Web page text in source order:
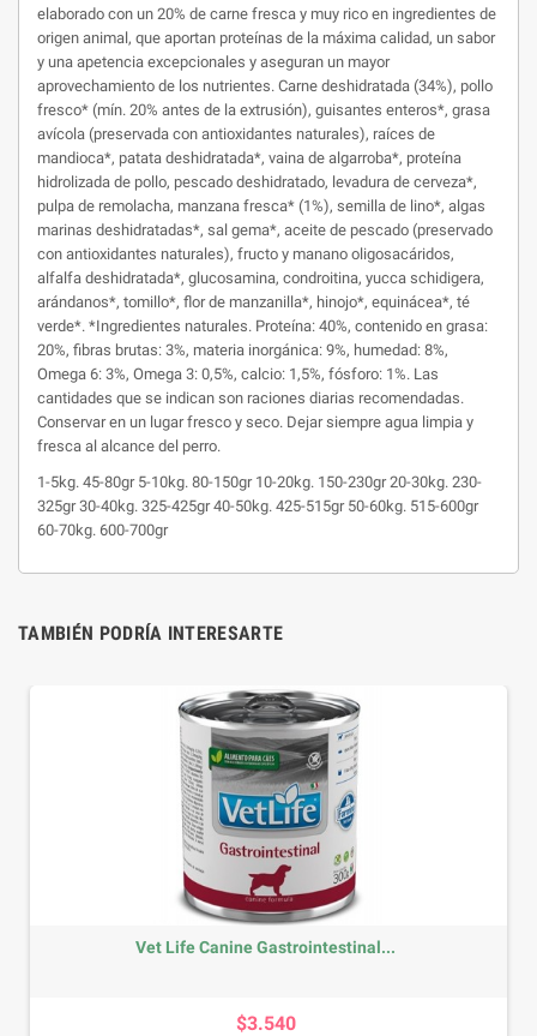
elaborado con un 20% de carne fresca y muy rico en ingredientes de
origen animal, que aportan proteínas de la máxima calidad, un sabor
y una apetencia excepcionales y aseguran un mayor
aprovechamiento de los nutrientes. Carne deshidratada (34%), pollo
fresco* (mín. 20% antes de la extrusión), guisantes enteros*, grasa
avícola (preservada con antioxidantes naturales), raíces de
mandioca*, patata deshidratada*, vaina de algarroba*, proteína
hidrolizada de pollo, pescado deshidratado, levadura de cerveza*,
pulpa de remolacha, manzana fresca* (1%), semilla de lino*, algas
marinas deshidratadas*, sal gema*, aceite de pescado (preservado
con antioxidantes naturales), fructo y manano oligosacáridos,
alfalfa deshidratada*, glucosamina, condroitina, yucca schidigera,
arándanos*, tomillo*, flor de manzanilla*, hinojo*, equinácea*, té
verde*. *Ingredientes naturales. Proteína: 40%, contenido en grasa:
20%, fibras brutas: 3%, materia inorgánica: 9%, humedad: 8%,
Omega 6: 3%, Omega 3: 0,5%, calcio: 1,5%, fósforo: 1%. Las
cantidades que se indican son raciones diarias recomendadas.
Conservar en un lugar fresco y seco. Dejar siempre agua limpia y
fresca al alcance del perro.
1-5kg. 45-80gr 5-10kg. 80-150gr 10-20kg. 150-230gr 20-30kg. 230-
325gr 30-40kg. 325-425gr 40-50kg. 425-515gr 50-60kg. 515-600gr
60-70kg. 600-700gr
TAMBIÉN PODRÍA INTERESARTE
Vet Life Canine Gastrointestinal...
$3.540